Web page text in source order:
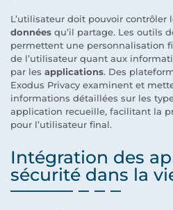
L’utilisateur doit pouvoir contrôler
données qu’il partage. Les outils
permettent une personnalisation
de l’utilisateur quant aux
par les applications. Des
Exodus Privacy examinent et
informations détaillées sur les
application recueille, facilitant la
pour l’utilisateur final.
Intégration des
sécurité dans la